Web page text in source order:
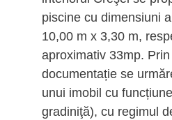
piscine cu dimensiuni
10,00 m x 3,30 m,
aproximativ 33mp.
documentație se
unui imobil cu
gradiniţă), cu regimul